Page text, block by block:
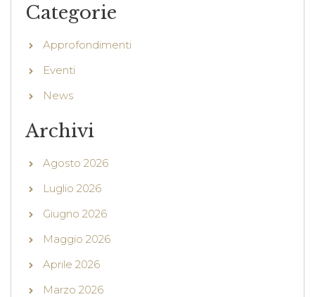
Categorie
Approfondimenti
Eventi
News
Archivi
Agosto 2026
Luglio 2026
Giugno 2026
Maggio 2026
Aprile 2026
Marzo 2026